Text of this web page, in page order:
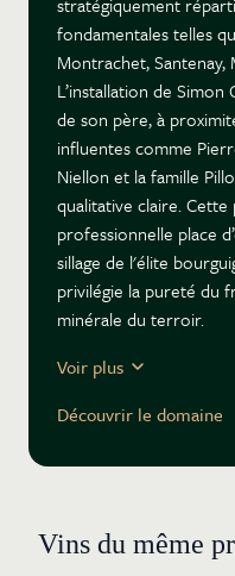
fondamentales telles
Montrachet, Santenay,
L’installation de
de son père, à
influentes comme
Niellon et la famille
qualitative claire.
professionnelle place
sillage de l'élite
privilégie la pureté du
minérale du terroir.
Chardonnay, avec
dédiée aux vins blancs,
Parmi les parcelles
Chassagne-Montrachet
Voir plus
Découvrir le domaine
Vins du même